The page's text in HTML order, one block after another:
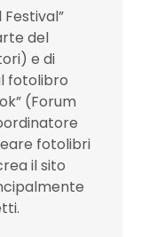
del
e di
fotolibro
(Forum
fotolibri
il sito